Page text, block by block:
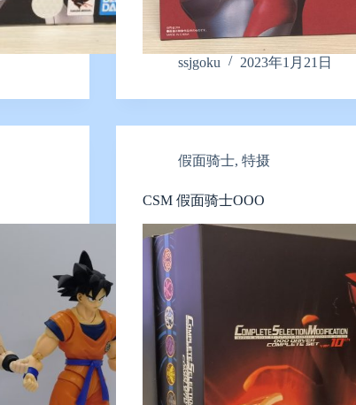
ssjgoku 2023年1月21日
假面骑士,特摄
CSM 假面骑士OOO